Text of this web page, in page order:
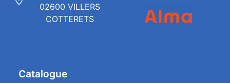
Catalogue
02600 VILLERS
COTTERETS